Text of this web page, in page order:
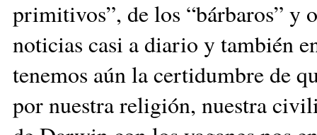
primitivos”, de los “bárbaros” y
noticias casi a dia­rio y también
tenemos aún la certi­dum­bre de
por nuestra religión, nuestra